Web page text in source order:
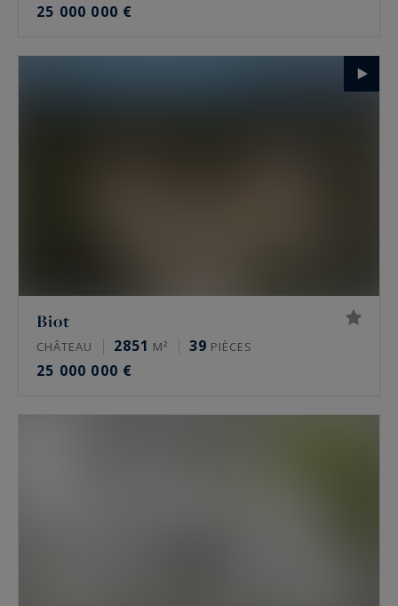
25 000 000 €
Biot
CHÂTEAU 2851 M² 39 PIÈCES
25 000 000 €